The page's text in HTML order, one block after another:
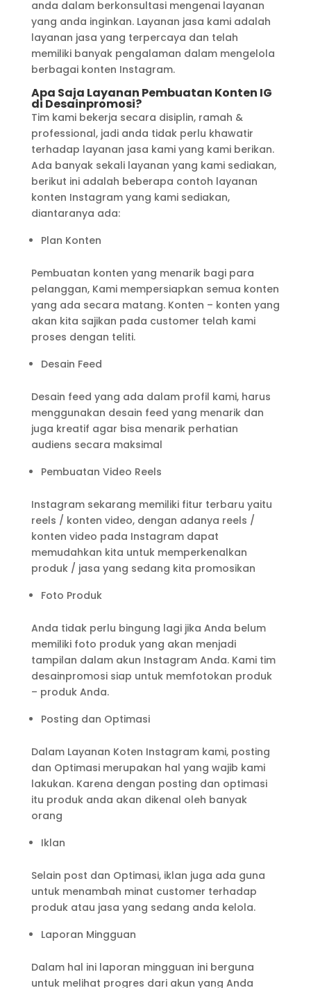
anda dalam berkonsultasi mengenai layanan
yang anda inginkan. Layanan jasa kami adalah
layanan jasa yang terpercaya dan telah
memiliki banyak pengalaman dalam mengelola
berbagai konten Instagram.
Apa Saja Layanan Pembuatan Konten IG
di Desainpromosi?
Tim kami bekerja secara disiplin, ramah &
professional, jadi anda tidak perlu khawatir
terhadap layanan jasa kami yang kami berikan.
Ada banyak sekali layanan yang kami sediakan,
berikut ini adalah beberapa contoh layanan
konten Instagram yang kami sediakan,
diantaranya ada:
Plan Konten
Pembuatan konten yang menarik bagi para
pelanggan, Kami mempersiapkan semua konten
yang ada secara matang. Konten – konten yang
akan kita sajikan pada customer telah kami
proses dengan teliti.
Desain Feed
Desain feed yang ada dalam profil kami, harus
menggunakan desain feed yang menarik dan
juga kreatif agar bisa menarik perhatian
audiens secara maksimal
Pembuatan Video Reels
Instagram sekarang memiliki fitur terbaru yaitu
reels / konten video, dengan adanya reels /
konten video pada Instagram dapat
memudahkan kita untuk memperkenalkan
produk / jasa yang sedang kita promosikan
Foto Produk
Anda tidak perlu bingung lagi jika Anda belum
memiliki foto produk yang akan menjadi
tampilan dalam akun Instagram Anda. Kami tim
desainpromosi siap untuk memfotokan produk
– produk Anda.
Posting dan Optimasi
Dalam Layanan Koten Instagram kami, posting
dan Optimasi merupakan hal yang wajib kami
lakukan. Karena dengan posting dan optimasi
itu produk anda akan dikenal oleh banyak
orang
Iklan
Selain post dan Optimasi, iklan juga ada guna
untuk menambah minat customer terhadap
produk atau jasa yang sedang anda kelola.
Laporan Mingguan
Dalam hal ini laporan mingguan ini berguna
untuk melihat progres dari akun yang Anda